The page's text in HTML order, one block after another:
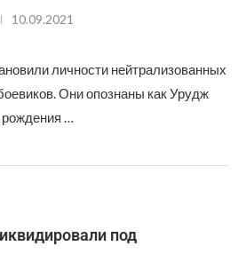
10.09.2021
личности нейтрализованных
Они опознаны как Урудж
рождения …
под